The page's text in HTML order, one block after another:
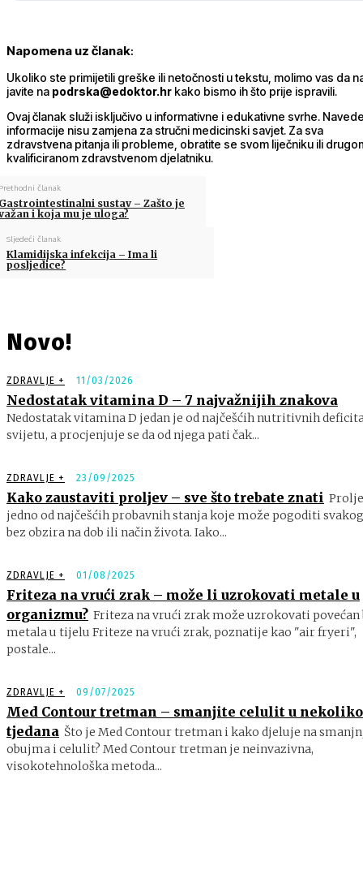
Napomena uz članak:
Ukoliko ste primijetili greške ili netočnosti u tekstu, molimo vas da
javite na podrska@edoktor.hr kako bismo ih što prije ispravili.
Ovaj članak služi isključivo u informativne i edukativne svrhe.
informacije nisu zamjena za stručni medicinski savjet. Za sva
zdravstvena pitanja ili probleme, obratite se svom liječniku ili
kvalificiranom zdravstvenom djelatniku.
članak
sustav – Zašto je
i koja mu je uloga?
Sljedeći članak
Klamidijska infekcija – Ima li
posljedice?
Novo!
ZDRAVLJE + 11/03/2026
Nedostatak vitamina D – 7 najvažnijih znakova
Nedostatak vitamina D jedan je od najčešćih nutritivnih
svijetu, a procjenjuje se da od njega pati čak...
ZDRAVLJE + 23/09/2025
Kako zaustaviti proljev – sve što trebate znati
jedno od najčešćih probavnih stanja koje može pogoditi
bez obzira na dob ili način života. Iako...
ZDRAVLJE + 01/08/2025
Friteza na vrući zrak – može li uzrokovati metale u
organizmu? Friteza na vrući zrak može uzrokovati
metala u tijelu Friteze na vrući zrak, poznatije kao "air fryeri",
postale...
ZDRAVLJE + 09/07/2025
Med Contour tretman – smanjite celulit u nekoliko
tjedana Što je Med Contour tretman i kako djeluje na
obujma i celulit? Med Contour tretman je neinvazivna,
visokotehnološka metoda...